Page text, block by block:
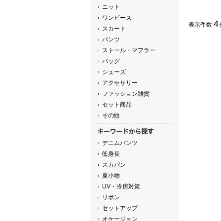
ニット
ワンピース
スカート
パンツ
ストール・マフラー
バッグ
シューズ
アクセサリー
ファッション雑貨
セット商品
その他
デニムパンツ
低身長
スカパン
夏小物
UV・冷房対策
リボン
セットアップ
オケージョン
表示件数 4